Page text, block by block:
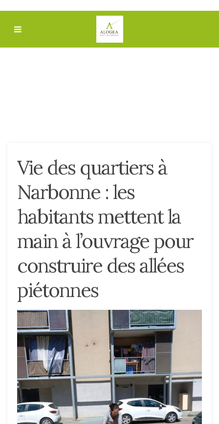
Vie des quartiers à
Narbonne : les
habitants mettent la
main à l’ouvrage pour
construire des allées
piétonnes